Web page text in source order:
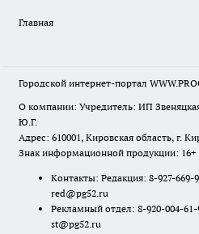
Главная
Городской интернет-портал
О компании: Учредитель: ИП
Ю.Г.
Адрес: 610001, Кировская область, г.
Знак информационной продукции: 16+
Контакты: Редакция: 8-927-
red@pg52.ru
Рекламный отдел: 8-920-004-
st@pg52.ru